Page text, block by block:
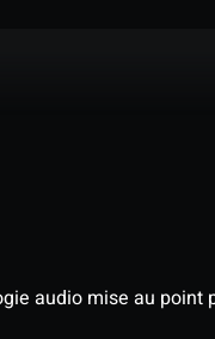
audio mise au